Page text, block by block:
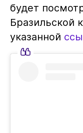
будет
Бразильской
указанной